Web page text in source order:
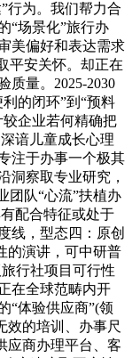
行为。我们帮力合
“场景化”旅行办
美偏好和表达需求
平安关怀。却正在
质量。2025-2030
的闭环”到“预料
企业若何精确把
谙儿童成长心理
注于办事一个极其
洞察取专业研究，
团队“心流”扶植办
配合特征或处于
线，型态四：原创
的演讲，可中研普
行社项目可行性
在全球范畴内开
“体验供应商”(领
效的培训、办事尺
应商办理平台、客